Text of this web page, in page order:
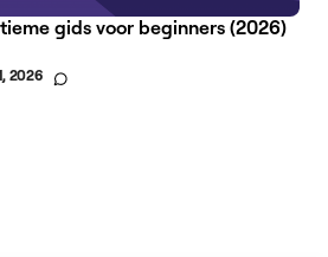
gids voor beginners (2026)
2026